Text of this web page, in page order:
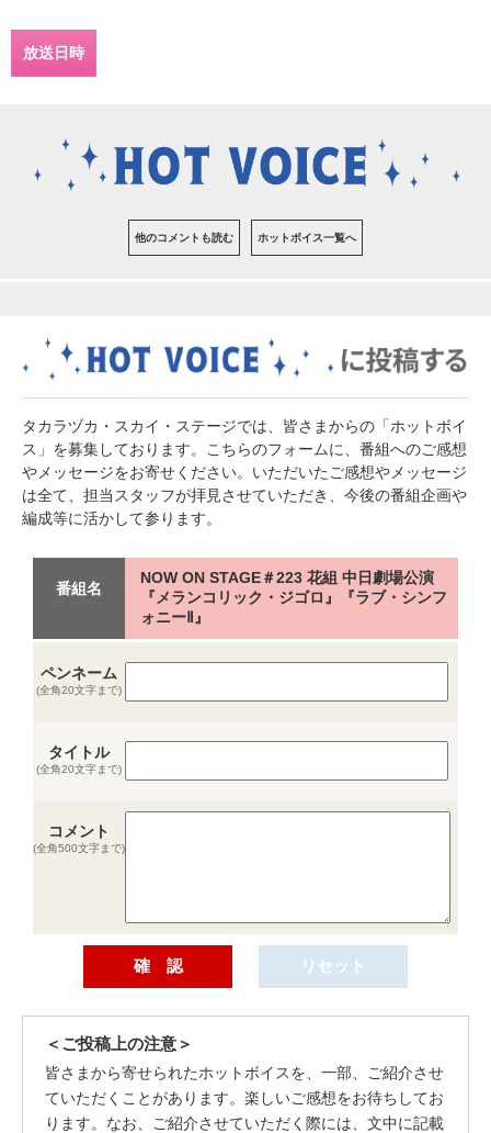
放送日時
他のコメントも読む ホットボイス一覧へ
タカラヅカ・スカイ・ステージでは、皆さまからの「ホットボイ
ス」を募集しております。こちらのフォームに、番組へのご感想
やメッセージをお寄せください。いただいたご感想やメッセージ
は全て、担当スタッフが拝見させていただき、今後の番組企画や
編成等に活かして参ります。
番組名
NOW ON STAGE＃223 花組 中日劇場公演
『メランコリック・ジゴロ』『ラブ・シンフ
ォニーⅡ』
ペンネーム
(全角20文字まで)
タイトル
(全角20文字まで)
コメント
(全角500文字まで)
＜ご投稿上の注意＞
皆さまから寄せられたホットボイスを、一部、ご紹介させ
ていただくことがあります。楽しいご感想をお待ちしてお
ります。なお、ご紹介させていただく際には、文中に記載